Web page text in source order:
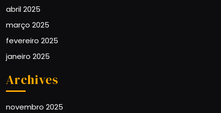
abril 2025
março 2025
fevereiro 2025
janeiro 2025
Archives
novembro 2025